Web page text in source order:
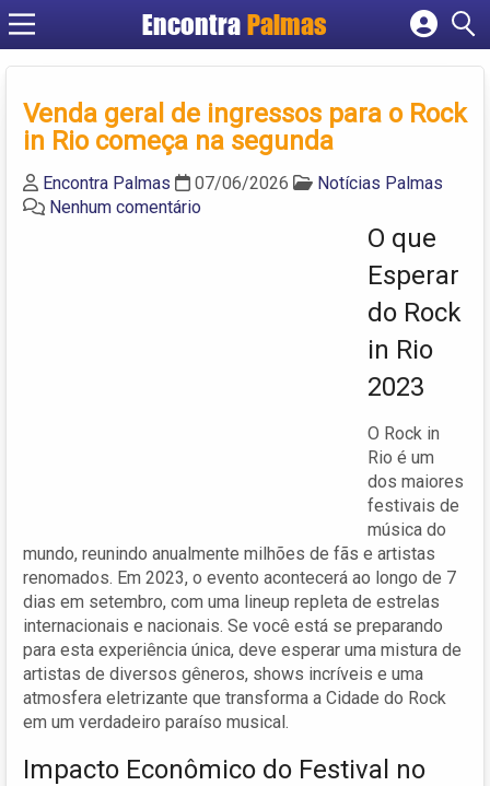
Encontra Palmas
Cadastrar empresa
Criar conta
Venda geral de ingressos para o Rock
in Rio começa na segunda
Encontra Palmas 07/06/2026
Notícias Palmas
Nenhum comentário
O que
Esperar
do Rock
in Rio
2023
O Rock in
Rio é um
dos maiores
festivais de
música do
mundo, reunindo anualmente milhões de fãs e artistas
renomados. Em 2023, o evento acontecerá ao longo de 7
dias em setembro, com uma lineup repleta de estrelas
internacionais e nacionais. Se você está se preparando
para esta experiência única, deve esperar uma mistura de
artistas de diversos gêneros, shows incríveis e uma
atmosfera eletrizante que transforma a Cidade do Rock
em um verdadeiro paraíso musical.
Impacto Econômico do Festival no